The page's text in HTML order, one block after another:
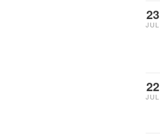
23
JUL
22
JUL